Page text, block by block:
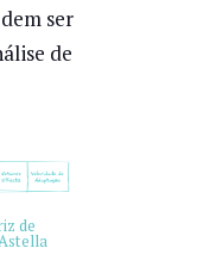
ser
de
de